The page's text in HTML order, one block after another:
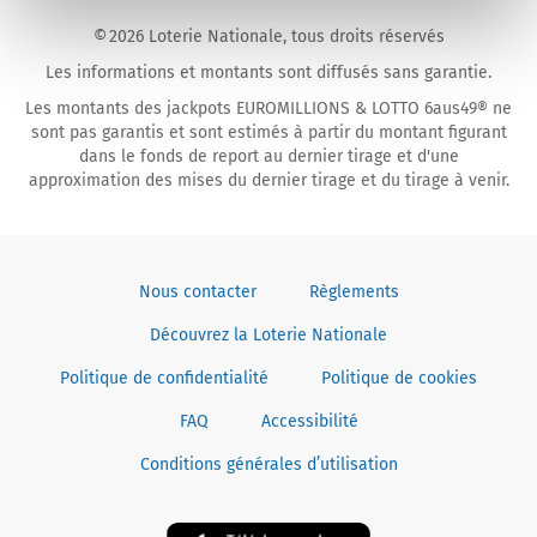
© 2026 Loterie Nationale, tous droits réservés
Les informations et montants sont diffusés sans garantie.
Les montants des jackpots EUROMILLIONS & LOTTO 6aus49® ne
sont pas garantis et sont estimés à partir du montant figurant
dans le fonds de report au dernier tirage et d'une
approximation des mises du dernier tirage et du tirage à venir.
Nous contacter Règlements
Découvrez la Loterie Nationale
Politique de confidentialité Politique de cookies
FAQ Accessibilité
Conditions générales d’utilisation